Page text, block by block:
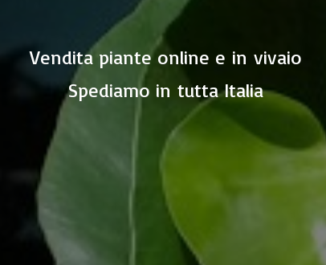
Vendita piante online e in vivaio
Spediamo in tutta Italia